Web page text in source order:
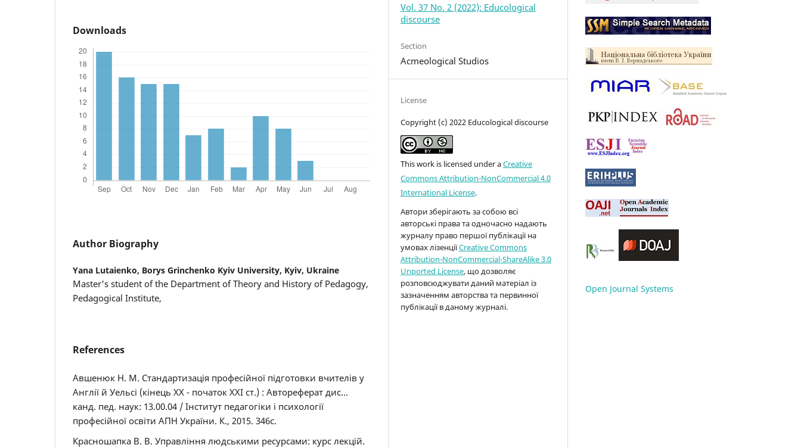
Downloads
Author Biography
Yana Lutaіenko, Borys Grinchenko Kyiv University, Kyiv, Ukraine
Master's student of the Department of Theory and History of Pedagogy,
Pedagogical Institute,
References
Авшенюк Н. М. Стандартизація професійної підготовки вчителів у
Англії й Уельсі (кінець XX - початок XXI ст.) : Автореферат дис...
канд. пед. наук: 13.00.04 / Інститут педагогіки і психології
професійної освіти АПН України. К., 2015. 346с.
Красношапка В. В. Управління людськими ресурсами: курс лекцій.
Vol. 37 No. 2 (2022): Educological
discourse
Section
Acmeological Studios
License
Copyright (c) 2022 Educological discourse
This work is licensed under aCreative
Commons Attribution-NonCommercial 4.0
International License.
Автори зберігають за собою всі
авторські права та одночасно надають
журналу право першої публікації на
умовах лізенціїCreative Commons
Attribution-NonCommercial-ShareAlike 3.0
Unported License, що дозволяє
розповсюджувати даний матеріал із
зазначенням авторства та первинної
публікації в даному журналі.
Open Journal Systems